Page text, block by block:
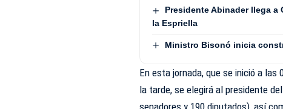
Presidente Abinader llega a
la Espriella
Ministro Bisonó inicia
En esta jornada, que se inició a las
la tarde, se elegirá al presidente